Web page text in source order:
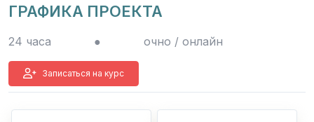
ГРАФИКА ПРОЕКТА
24 часа ● очно / онлайн
Записаться на курс